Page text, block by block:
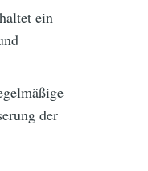
ein
der